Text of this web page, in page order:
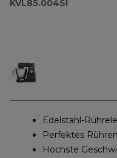
KVL85.004SI
Edelstahl-
Perfektes
Höchste